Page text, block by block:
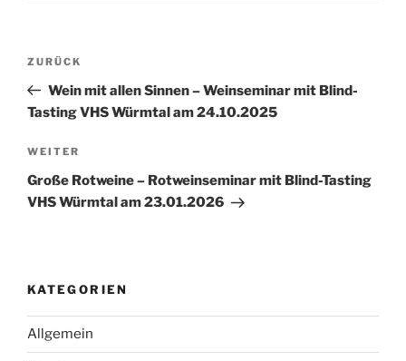
Beitragsnavigation
Vorheriger
Beitrag
ZURÜCK
Wein mit allen Sinnen – Weinseminar mit Blind-
Tasting VHS Würmtal am 24.10.2025
Nächster
Beitrag
WEITER
Große Rotweine – Rotweinseminar mit Blind-Tasting
VHS Würmtal am 23.01.2026
KATEGORIEN
Allgemein